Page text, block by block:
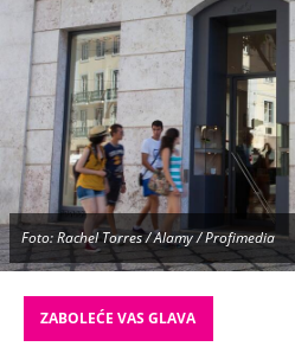
Foto: Rachel Torres / Alamy / Profimedia
ZABOLEĆE VAS GLAVA